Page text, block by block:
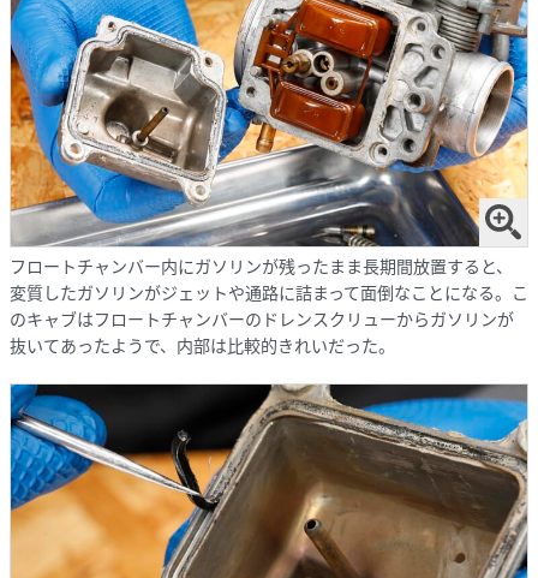
フロートチャンバー内にガソリンが残ったまま長期間放置すると、
変質したガソリンがジェットや通路に詰まって面倒なことになる。こ
のキャブはフロートチャンバーのドレンスクリューからガソリンが
抜いてあったようで、内部は比較的きれいだった。